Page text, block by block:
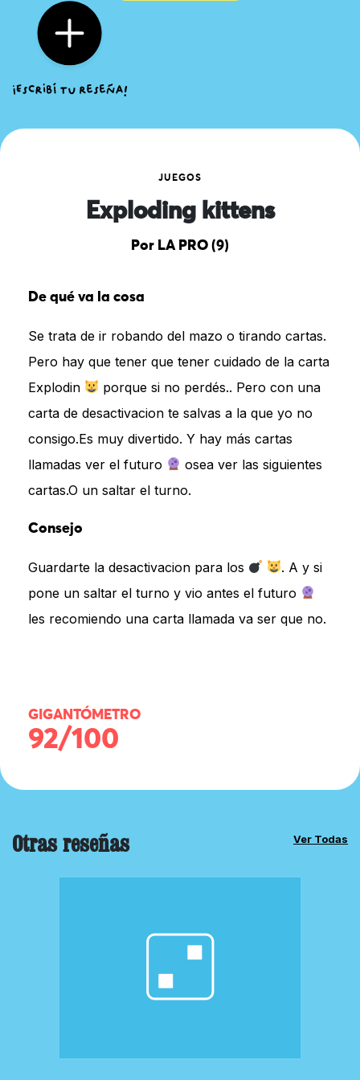
JUEGOS
Exploding kittens
Por LA PRO (9)
De qué va la cosa
Se trata de ir robando del mazo o tirando cartas.
Pero hay que tener que tener cuidado de la carta
Explodin
porque si no perdés.. Pero con una
carta de desactivacion te salvas a la que yo no
consigo.Es muy divertido. Y hay más cartas
llamadas ver el futuro
osea ver las siguientes
cartas.O un saltar el turno.
Consejo
Guardarte la desactivacion para los
. A y si
pone un saltar el turno y vio antes el futuro
les recomiendo una carta llamada va ser que no.
GIGANTÓMETRO
92/100
Otras reseñas Ver Todas